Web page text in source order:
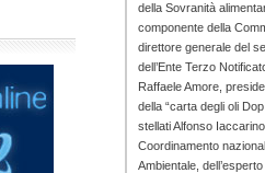
della Sovranità
componente della
direttore generale del
dell’Ente Terzo
Raffaele Amore,
della “carta degli oli
stellati Alfonso
Coordinamento
Ambientale,